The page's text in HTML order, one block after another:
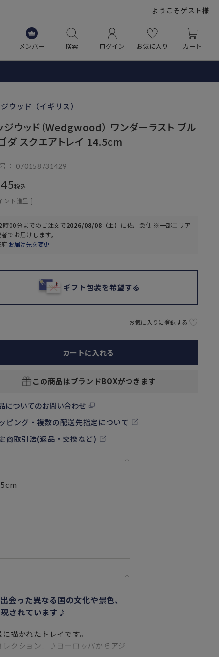
ようこそゲスト様
メンバー 検索 ログイン お気に入り カート
ウッド（イギリス）
ジウッド（Wedgwood） ワンダーラスト ブル
ダ スクエアトレイ 14.5cm
070158731429
税込
ント進呈 ]
時00分までのご注文で2026/08/08（土） に佐川急便 ※一部エリア
者でお届けします。
府お届け先を変更
ギフト包装を希望する
お気に入りに登録する
カートに入れる
この商品はブランドBOXがつきます
についてのお問い合わせ
ピング・複数の配送先指定について
商取引法(返品・交換など)
会った異なる国の文化や景色、
されています♪
描かれたトレイです。
レクション」♪ヨーロッパからアジ